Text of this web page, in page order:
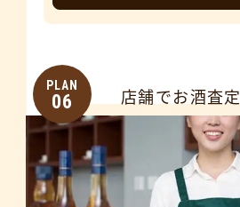
PLAN
06 店舗でお酒査定